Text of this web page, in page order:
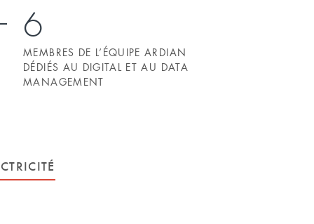
6
MEMBRES DE L’ÉQUIPE ARDIAN
DÉDIÉS AU DIGITAL ET AU DATA
MANAGEMENT